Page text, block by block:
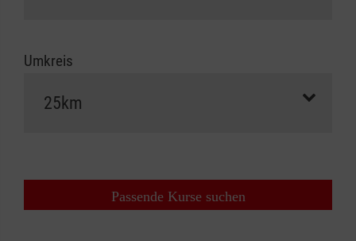
Umkreis
Passende Kurse suchen